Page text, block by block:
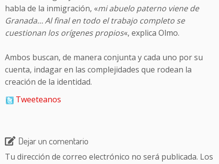
habla de la inmigración, «mi abuelo paterno viene de
Granada… Al final en todo el trabajo completo se
cuestionan los orígenes propios«, explica Olmo.
Ambos buscan, de manera conjunta y cada uno por su
cuenta, indagar en las complejidades que rodean la
creación de la identidad.
Tweeteanos
Dejar un comentario
Tu dirección de correo electrónico no será publicada. Los